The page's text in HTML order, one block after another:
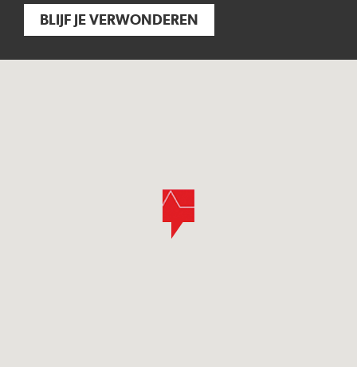
BLIJF JE VERWONDEREN